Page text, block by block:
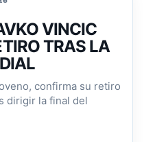
VINCIC
TRAS LA
confirma su retiro
dirigir la final del